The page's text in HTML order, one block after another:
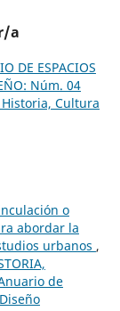
a
DE ESPACIOS
Núm. 04
Cultura
o
abordar la
urbanos ,
de